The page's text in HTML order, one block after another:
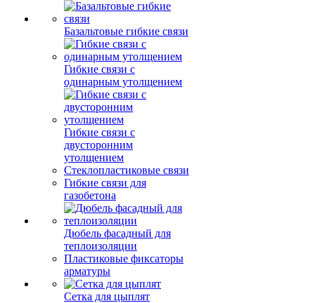
Базальтовые гибкие связи
Гибкие связи с
одинарным утолщением
Гибкие связи с
двусторонним
утолщением
Стеклопластиковые связи
Гибкие связи для
газобетона
Дюбель фасадный для
теплоизоляции
Пластиковые фиксаторы
арматуры
Сетка для цыплят